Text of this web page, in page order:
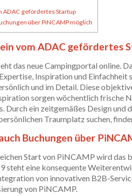
ADAC gefördertes Startup
über PiNCAMP möglich
vom ADAC gefördertes
das neue Campingportal online.
Inspiration und
und im Detail. Diese
sorgen wöchentlich frische
Durch ein zeitgemäßes Design und
Traumplatz suchen,
Buchungen über
Start von PiNCAMP wird das
steht eine konsequente
von innovativen B2B-
von PiNCAMP.